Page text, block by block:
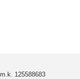
Įm.k. 125588683